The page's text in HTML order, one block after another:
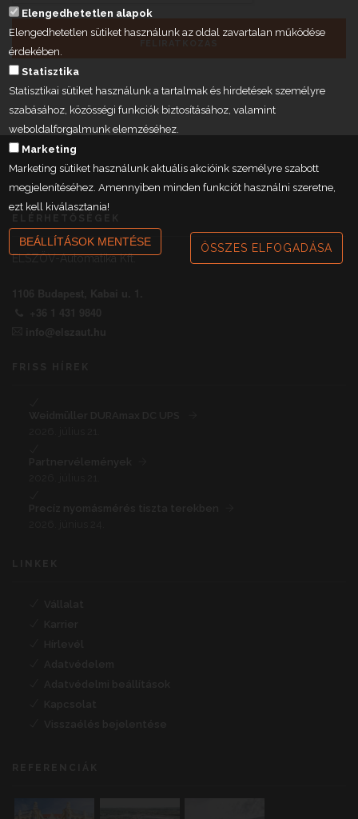
ELSZÖV-Automatika Kft.
Elengedhetetlen alapok
Elengedhetetlen sütiket használunk az oldal zavartalan működése
érdekében.
Statisztika
Statisztikai sütiket használunk a tartalmak és hirdetések személyre
szabásához, közösségi funkciók biztosításához, valamint
weboldalforgalmunk elemzéséhez.
Marketing
Marketing sütiket használunk aktuális akcióink személyre szabott
megjelenítéséhez. Amennyiben minden funkciót használni szeretne,
ezt kell kiválasztania!
BEÁLLÍTÁSOK MENTÉSE ÖSSZES ELFOGADÁSA